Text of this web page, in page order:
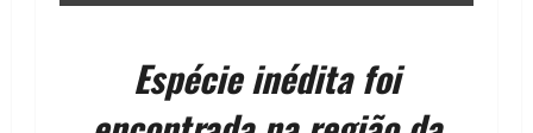
Espécie inédita foi